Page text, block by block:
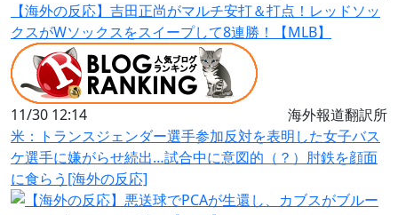
【海外の反応】吉田正尚がマルチ安打＆打点！レッドソッ
クスがWソックスをスイープして8連勝！【MLB】
11/30 12:14
海外報道翻訳所
米：トランスジェンダー選手参加反対を表明した女子バス
ケ選手に嫌がらせ続出…試合中に意図的（？）肘鉄を顔面
に食らう[海外の反応]